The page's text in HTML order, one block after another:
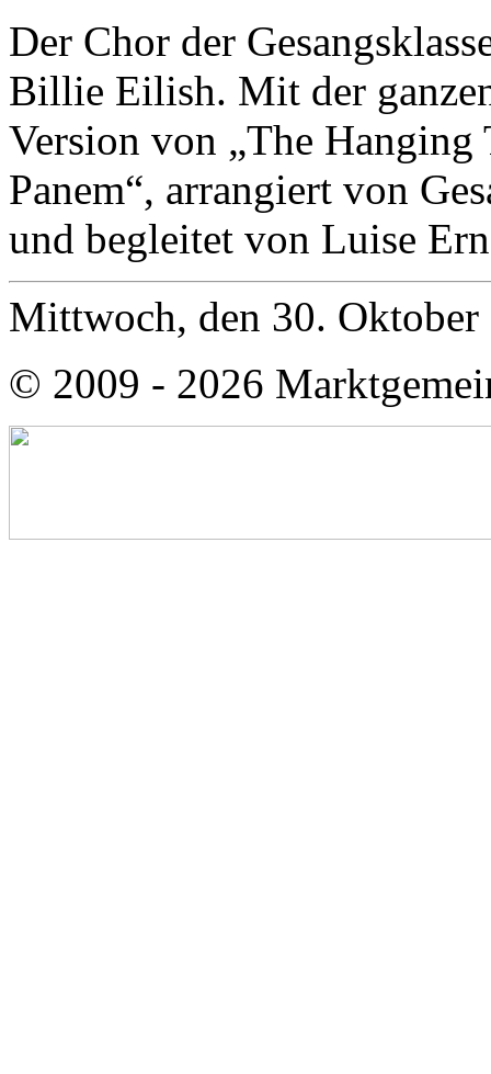
Der Chor der
Billie Eilish. Mit der
Version von „The Hanging
Panem“, arrangiert von
und begleitet von Luise
Mittwoch, den 30.
© 2009 - 2026